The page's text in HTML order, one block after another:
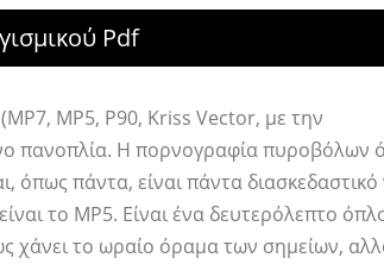
Pdf
MP5, P90, Kriss Vector, με την
πανοπλία. Η πορνογραφία πυροβόλων
όπως πάντα, είναι πάντα διασκεδαστικό
το MP5. Είναι ένα δευτερόλεπτο
χάνει το ωραίο όραμα των σημείων,